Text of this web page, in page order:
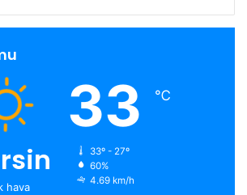
hava
33 ℃
33º - 27º
60%
4.69 km/h